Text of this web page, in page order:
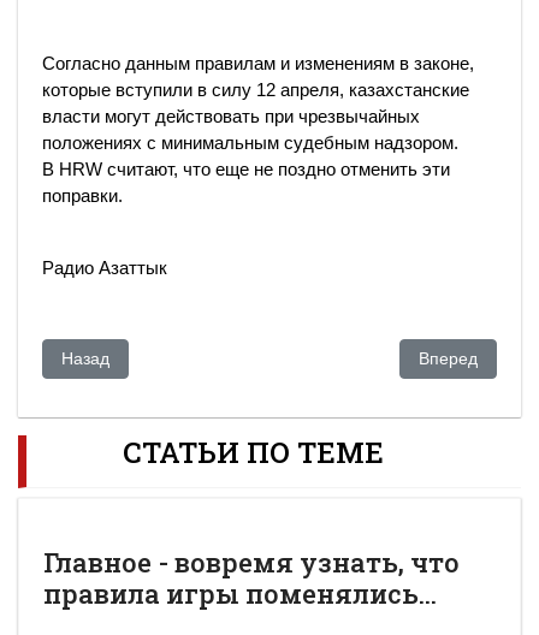
Согласно данным правилам и изменениям в законе,
которые вступили в силу 12 апреля, казахстанские
власти могут действовать при чрезвычайных
положениях с минимальным судебным надзором.
В HRW считают, что еще не поздно отменить эти
поправки.
Радио Азаттык
Предыдущий: Русское население сочетает преданность
Назад Следующий:
Вперед
СТАТЬИ ПО ТЕМЕ
Главное - вовремя узнать, что
правила игры поменялись...